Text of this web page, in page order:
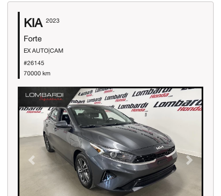
KIA 2023
Forte
EX AUTO|CAM
#26145
70000 km
Previous Next